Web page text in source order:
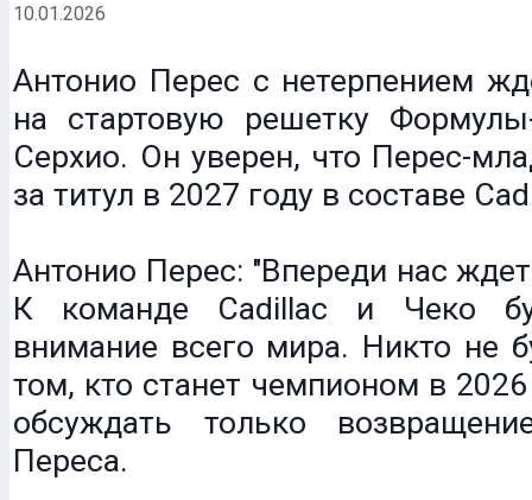
10.01.2026
Антонио Перес с нетерпением
на стартовую решетку
Серхио. Он уверен, что Перес-
за титул в 2027 году в составе
Антонио Перес: "Впереди нас
К команде Cadillac и Чеко
внимание всего мира. Никто не
том, кто станет чемпионом в 2026
обсуждать только
Переса.